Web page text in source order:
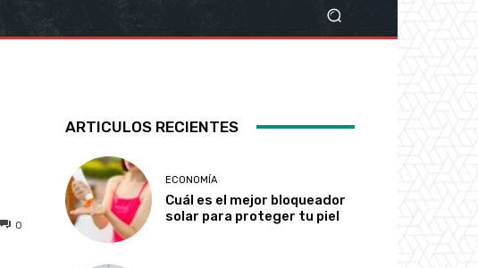
0
ARTICULOS RECIENTES
ECONOMÍA
Cuál es el mejor bloqueador
solar para proteger tu piel